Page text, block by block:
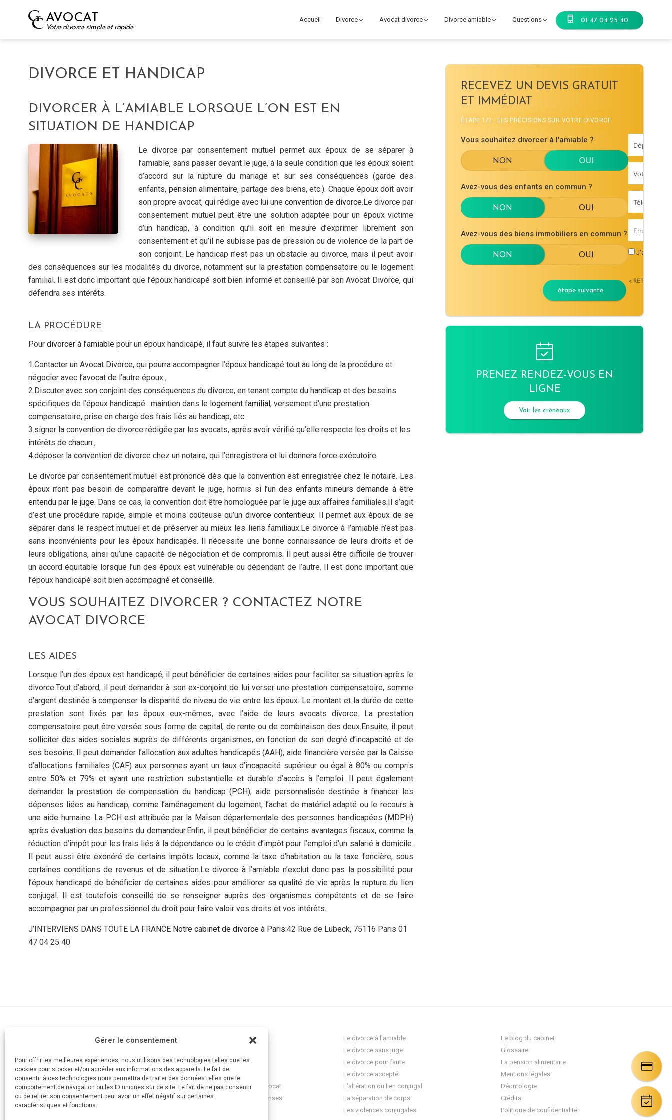
Gérer le consentement
Pour offrir les meilleures expériences, nous utilisons des technologies telles que les
cookies pour stocker et/ou accéder aux informations des appareils. Le fait de
consentir à ces technologies nous permettra de traiter des données telles que le
comportement de navigation ou les ID uniques sur ce site. Le fait de ne pas consentir
ou de retirer son consentement peut avoir un effet négatif sur certaines
caractéristiques et fonctions.
AVOCAT
Votre divorce simple et rapide
Accueil Divorce Avocat divorce Divorce amiable Questions 01 47 04 25 40
DIVORCE ET HANDICAP
DIVORCER À L’AMIABLE LORSQUE L’ON EST EN
SITUATION DE HANDICAP
Le divorce par consentement mutuel permet aux époux de se séparer à
l’amiable, sans passer devant le juge, à la seule condition que les époux soient
d’accord sur la rupture du mariage et sur ses conséquences (garde des
enfants, pension alimentaire, partage des biens, etc.). Chaque époux doit avoir
son propre avocat, qui rédige avec lui une convention de divorce.Le divorce par
consentement mutuel peut être une solution adaptée pour un époux victime
d’un handicap, à condition qu’il soit en mesure d’exprimer librement son
consentement et qu’il ne subisse pas de pression ou de violence de la part de
son conjoint. Le handicap n’est pas un obstacle au divorce, mais il peut avoir
des conséquences sur les modalités du divorce, notamment sur la prestation compensatoire ou le logement
familial. Il est donc important que l’époux handicapé soit bien informé et conseillé par son Avocat Divorce, qui
défendra ses intérêts.
LA PROCÉDURE
Pour divorcer à l’amiable pour un époux handicapé, il faut suivre les étapes suivantes :
1.Contacter un Avocat Divorce, qui pourra accompagner l’époux handicapé tout au long de la procédure et
négocier avec l’avocat de l’autre époux ;
2.Discuter avec son conjoint des conséquences du divorce, en tenant compte du handicap et des besoins
spécifiques de l’époux handicapé : maintien dans le logement familial, versement d’une prestation
compensatoire, prise en charge des frais liés au handicap, etc.
3.signer la convention de divorce rédigée par les avocats, après avoir vérifié qu’elle respecte les droits et les
intérêts de chacun ;
4.déposer la convention de divorce chez un notaire, qui l’enregistrera et lui donnera force exécutoire.
Le divorce par consentement mutuel est prononcé dès que la convention est enregistrée chez le notaire. Les
époux n’ont pas besoin de comparaître devant le juge, hormis si l’un des enfants mineurs demande à être
entendu par le juge. Dans ce cas, la convention doit être homologuée par le juge aux affaires familiales.Il s’agit
d’est une procédure rapide, simple et moins coûteuse qu’un divorce contentieux. Il permet aux époux de se
séparer dans le respect mutuel et de préserver au mieux les liens familiaux.Le divorce à l’amiable n’est pas
sans inconvénients pour les époux handicapés. Il nécessite une bonne connaissance de leurs droits et de
leurs obligations, ainsi qu’une capacité de négociation et de compromis. Il peut aussi être difficile de trouver
un accord équitable lorsque l’un des époux est vulnérable ou dépendant de l’autre. Il est donc important que
l’époux handicapé soit bien accompagné et conseillé.
VOUS SOUHAITEZ DIVORCER ? CONTACTEZ NOTRE
AVOCAT DIVORCE
LES AIDES
Lorsque l’un des époux est handicapé, il peut bénéficier de certaines aides pour faciliter sa situation après le
divorce.Tout d’abord, il peut demander à son ex-conjoint de lui verser une prestation compensatoire, somme
d’argent destinée à compenser la disparité de niveau de vie entre les époux. Le montant et la durée de cette
prestation sont fixés par les époux eux-mêmes, avec l’aide de leurs avocats divorce. La prestation
compensatoire peut être versée sous forme de capital, de rente ou de combinaison des deux.Ensuite, il peut
solliciter des aides sociales auprès de différents organismes, en fonction de son degré d’incapacité et de
ses besoins. Il peut demander l’allocation aux adultes handicapés (AAH), aide financière versée par la Caisse
d’allocations familiales (CAF) aux personnes ayant un taux d’incapacité supérieur ou égal à 80% ou compris
entre 50% et 79% et ayant une restriction substantielle et durable d’accès à l’emploi. Il peut également
demander la prestation de compensation du handicap (PCH), aide personnalisée destinée à financer les
dépenses liées au handicap, comme l’aménagement du logement, l’achat de matériel adapté ou le recours à
une aide humaine. La PCH est attribuée par la Maison départementale des personnes handicapées (MDPH)
après évaluation des besoins du demandeur.Enfin, il peut bénéficier de certains avantages fiscaux, comme la
réduction d’impôt pour les frais liés à la dépendance ou le crédit d’impôt pour l’emploi d’un salarié à domicile.
Il peut aussi être exonéré de certains impôts locaux, comme la taxe d’habitation ou la taxe foncière, sous
certaines conditions de revenus et de situation.Le divorce à l’amiable n’exclut donc pas la possibilité pour
l’époux handicapé de bénéficier de certaines aides pour améliorer sa qualité de vie après la rupture du lien
conjugal. Il est toutefois conseillé de se renseigner auprès des organismes compétents et de se faire
accompagner par un professionnel du droit pour faire valoir vos droits et vos intérêts.
J’INTERVIENS DANS TOUTE LA FRANCE Notre cabinet de divorce à Paris:42 Rue de Lübeck, 75116 Paris 01
47 04 25 40
RECEVEZ UN DEVIS GRATUIT
ET IMMÉDIAT
ÉTAPE 1/2 : LES PRÉCISIONS SUR VOTRE DIVORCE
Vous souhaitez divorcer à l'amiable ?
Avez-vous des enfants en commun ?
Avez-vous des biens immobiliers en commun ?
étape suivante
J'accepte
< RETOUR
PRENEZ RENDEZ-VOUS EN
LIGNE
Voir les créneaux
AVOCAT
Cabinet d'avocat Divorce
Mes honoraires
Aide juridictionnelle
Posez votre question à un avocat
Plus de 1200 questions-réponses
Le divorce à l'amiable
Le divorce sans juge
Le divorce pour faute
Le divorce accepté
L'altération du lien conjugal
La séparation de corps
Les violences conjugales
Le blog du cabinet
Glossaire
La pension alimentaire
Mentions légales
Déontologie
Crédits
Politique de confidentialité